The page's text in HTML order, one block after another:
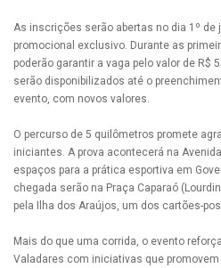
As inscrições serão abertas no dia 1º
promocional exclusivo. Durante as
poderão garantir a vaga pelo valor de R$
serão disponibilizados até o
evento, com novos valores.
O percurso de 5 quilômetros promete
iniciantes. A prova acontecerá na
espaços para a prática esportiva em
chegada serão na Praça Caparaó
pela Ilha dos Araújos, um dos cartões-
Mais do que uma corrida, o evento
Valadares com iniciativas que